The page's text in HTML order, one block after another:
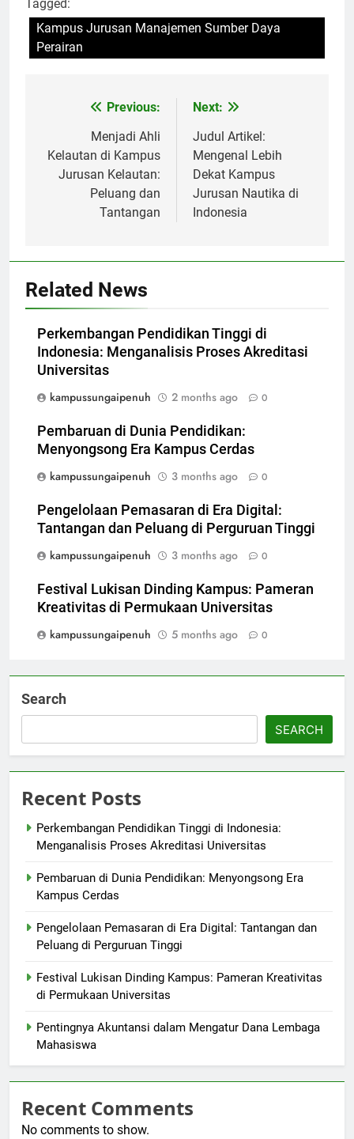
Tagged:
Kampus Jurusan Manajemen Sumber Daya
Perairan
navigation
Previous:
Menjadi Ahli
Kelautan di Kampus
Jurusan Kelautan:
Peluang dan
Tantangan
Next:
Judul Artikel:
Mengenal Lebih
Dekat Kampus
Jurusan Nautika di
Indonesia
Related News
Perkembangan Pendidikan Tinggi di
Indonesia: Menganalisis Proses Akreditasi
Universitas
kampussungaipenuh
2 months ago 0
Pembaruan di Dunia Pendidikan:
Menyongsong Era Kampus Cerdas
kampussungaipenuh
3 months ago 0
Pengelolaan Pemasaran di Era Digital:
Tantangan dan Peluang di Perguruan Tinggi
kampussungaipenuh
3 months ago 0
Festival Lukisan Dinding Kampus: Pameran
Kreativitas di Permukaan Universitas
kampussungaipenuh
5 months ago 0
Search
SEARCH
Recent Posts
Perkembangan Pendidikan Tinggi di Indonesia:
Menganalisis Proses Akreditasi Universitas
Pembaruan di Dunia Pendidikan: Menyongsong Era
Kampus Cerdas
Pengelolaan Pemasaran di Era Digital: Tantangan dan
Peluang di Perguruan Tinggi
Festival Lukisan Dinding Kampus: Pameran Kreativitas
di Permukaan Universitas
Pentingnya Akuntansi dalam Mengatur Dana Lembaga
Mahasiswa
Recent Comments
No comments to show.